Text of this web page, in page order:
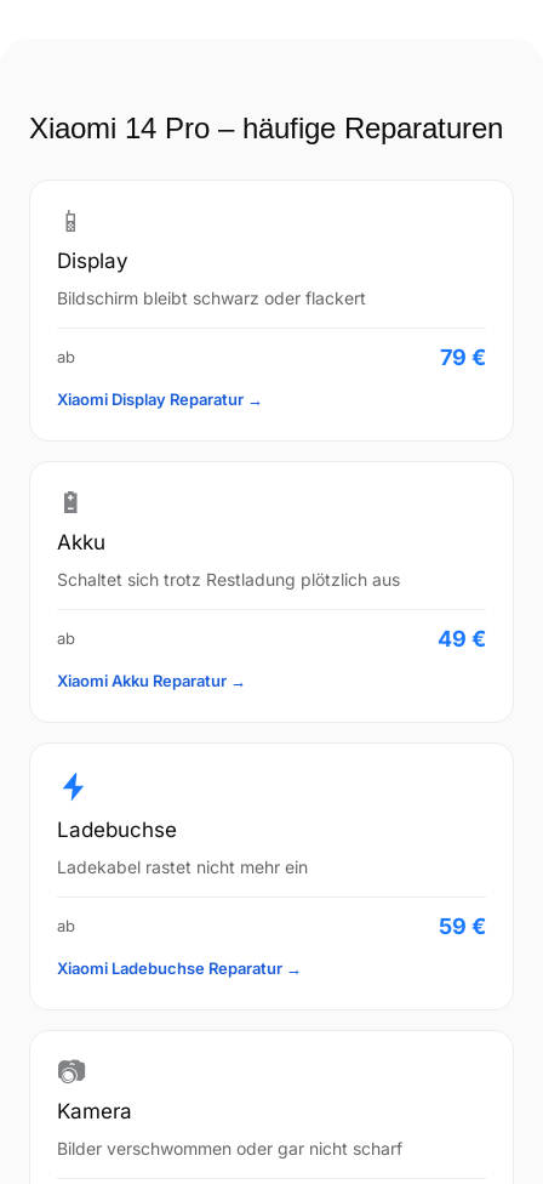
Xiaomi 14 Pro – häufige Reparaturen
📱
Display
Bildschirm bleibt schwarz oder flackert
ab 79 €
Xiaomi Display Reparatur →
🔋
Akku
Schaltet sich trotz Restladung plötzlich aus
ab 49 €
Xiaomi Akku Reparatur →
Ladebuchse
Ladekabel rastet nicht mehr ein
ab 59 €
Xiaomi Ladebuchse Reparatur →
📷
Kamera
Bilder verschwommen oder gar nicht scharf